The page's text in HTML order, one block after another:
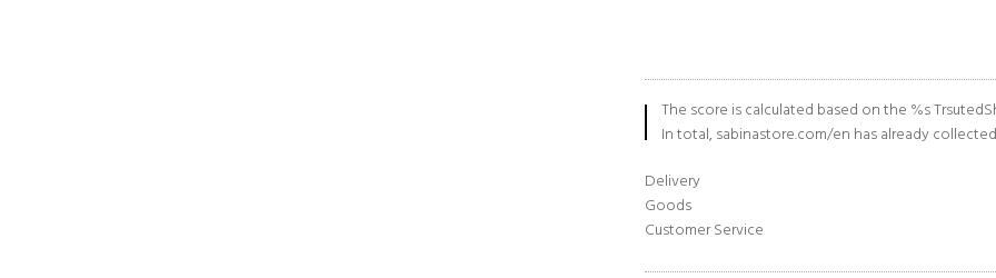
The score is calculated based on the %s
In total, sabinastore.com/en has already
Delivery
Goods
Customer Service